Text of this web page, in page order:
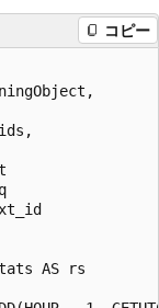
コピー
AS rs